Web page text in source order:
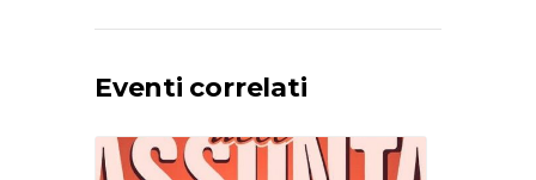
Eventi correlati